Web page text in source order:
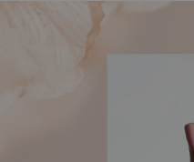
pdp-section-new-product-layout-